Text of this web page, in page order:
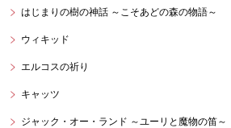
はじまりの樹の神話 ～こそあどの森の物語～
ウィキッド
エルコスの祈り
キャッツ
ジャック・オー・ランド ～ユーリと魔物の笛～